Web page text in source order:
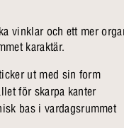
vinklar och ett mer
karaktär.
ut med sin form
för skarpa kanter
bas i vardagsrummet